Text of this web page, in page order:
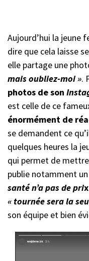
Aujourd’hui la jeune
dire que cela laisse
elle partage une
mais oubliez-moi ».
photos de son
est celle de ce
énormément de
se demandent ce
quelques heures la
qui permet de
publie notamment
santé n’a pas de pri
« tournée sera la
son équipe et bien